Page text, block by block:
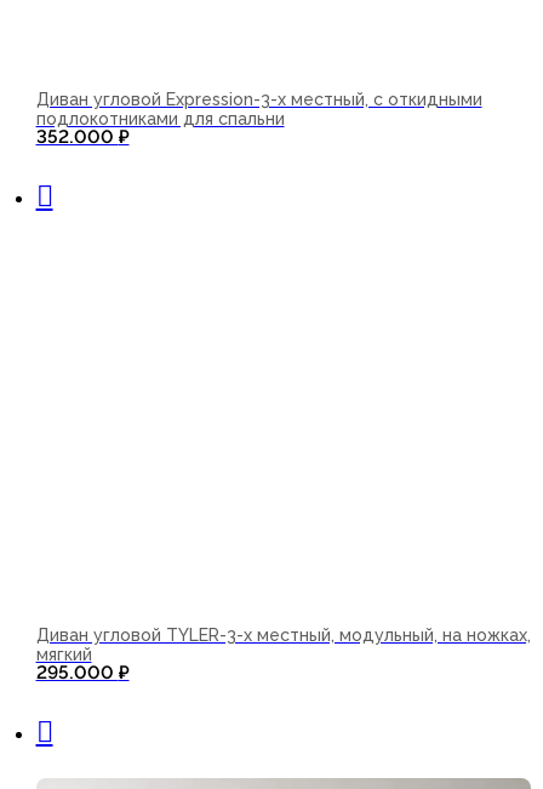
Диван угловой Expression-3-х местный, с откидными
подлокотниками для спальни
352.000 ₽
Диван угловой TYLER-3-х местный, модульный, на ножках,
мягкий
295.000 ₽